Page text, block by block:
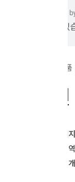
있을 수 있
제품
지
이 페이
알림 영역
추가 매